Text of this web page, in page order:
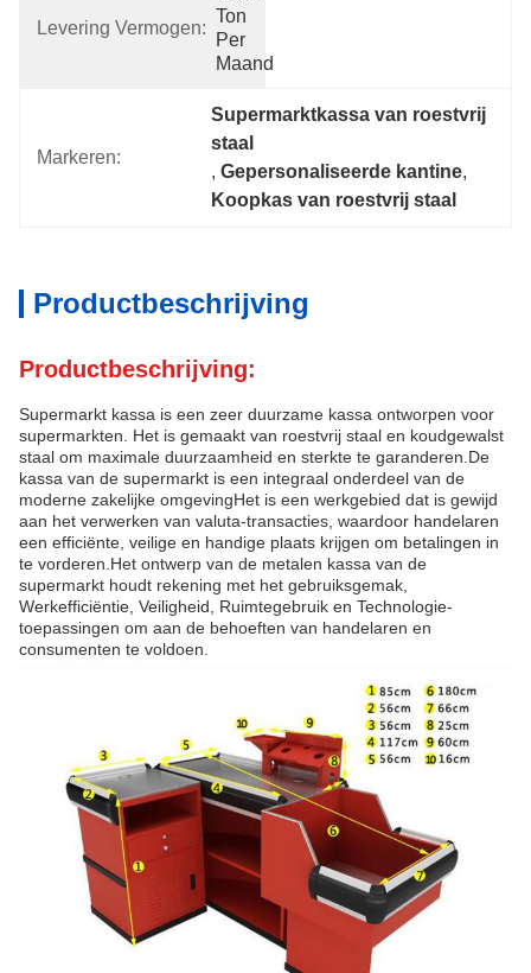
Levering Vermogen:
Ton
Per
Maand
Markeren:
Supermarktkassa van roestvrij
staal
, Gepersonaliseerde kantine,
Koopkas van roestvrij staal
Productbeschrijving
Productbeschrijving:
Supermarkt kassa is een zeer duurzame kassa ontworpen voor
supermarkten. Het is gemaakt van roestvrij staal en koudgewalst
staal om maximale duurzaamheid en sterkte te garanderen.De
kassa van de supermarkt is een integraal onderdeel van de
moderne zakelijke omgevingHet is een werkgebied dat is gewijd
aan het verwerken van valuta-transacties, waardoor handelaren
een efficiënte, veilige en handige plaats krijgen om betalingen in
te vorderen.Het ontwerp van de metalen kassa van de
supermarkt houdt rekening met het gebruiksgemak,
Werkefficiëntie, Veiligheid, Ruimtegebruik en Technologie-
toepassingen om aan de behoeften van handelaren en
consumenten te voldoen.